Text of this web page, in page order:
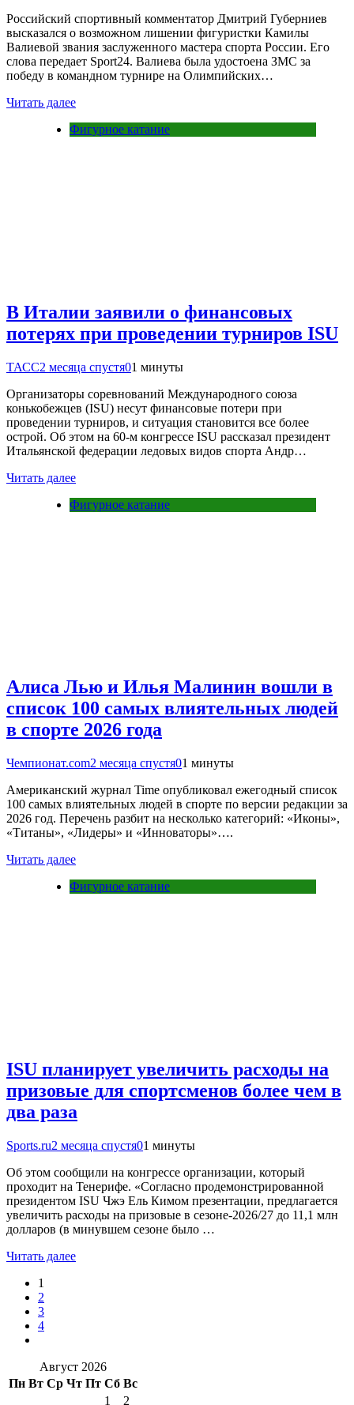
Российский спортивный комментатор Дмитрий Губерниев
высказался о возможном лишении фигуристки Камилы
Валиевой звания заслуженного мастера спорта России. Его
слова передает Sport24. Валиева была удостоена ЗМС за
победу в командном турнире на Олимпийских…
Читать далее
Фигурное катание
В Италии заявили о финансовых
потерях при проведении турниров ISU
ТАСС2 месяца спустя01 минуты
Организаторы соревнований Международного союза
конькобежцев (ISU) несут финансовые потери при
проведении турниров, и ситуация становится все более
острой. Об этом на 60-м конгрессе ISU рассказал президент
Итальянской федерации ледовых видов спорта Андр…
Читать далее
Фигурное катание
Алиса Лью и Илья Малинин вошли в
список 100 самых влиятельных людей
в спорте 2026 года
Чемпионат.com2 месяца спустя01 минуты
Американский журнал Time опубликовал ежегодный список
100 самых влиятельных людей в спорте по версии редакции за
2026 год. Перечень разбит на несколько категорий: «Иконы»,
«Титаны», «Лидеры» и «Инноваторы»….
Читать далее
Фигурное катание
ISU планирует увеличить расходы на
призовые для спортсменов более чем в
два раза
Sports.ru2 месяца спустя01 минуты
Об этом сообщили на конгрессе организации, который
проходит на Тенерифе. «Согласно продемонстрированной
президентом ISU Чжэ Ель Кимом презентации, предлагается
увеличить расходы на призовые в сезоне-2026/27 до 11,1 млн
долларов (в минувшем сезоне было …
Читать далее
1
2
3
4
Август 2026
Пн Вт Ср Чт Пт Сб Вс
1
2